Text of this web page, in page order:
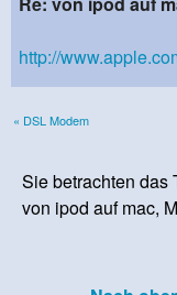
http://
« DSL Modem
Sie betrachten das
von ipod auf mac,